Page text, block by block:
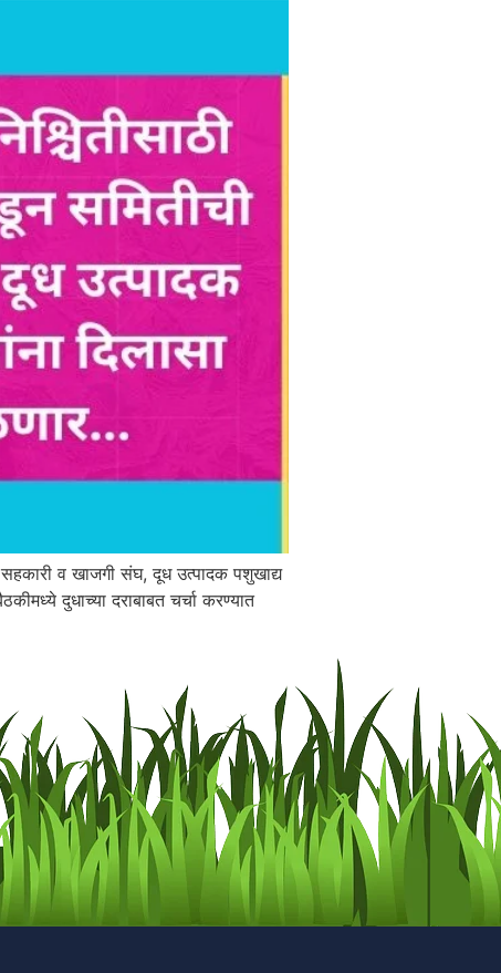
व खाजगी संघ, दूध उत्पादक पशुखाद्य
दुधाच्या दराबाबत चर्चा करण्यात